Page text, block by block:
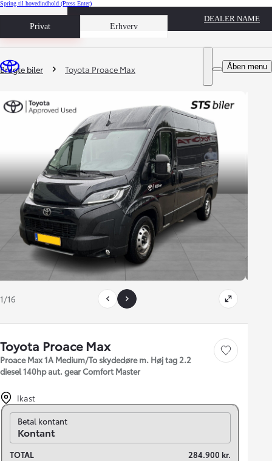
Spring til hovedindhold (Press Enter)
Privat Erhverv
Book prøvetur
DEALER NAME
Åben menu
Du er her
Brugte biler Toyota Proace Max
1/16
Toyota Proace Max
Proace Max 1A Medium/To skydedøre m. Høj tag 2.2
diesel 140hp aut. gear Comfort Master
Gem bil
Ikast
Skift til finansiering
Betal kontant
Kontant
TOTAL
284.900 kr.